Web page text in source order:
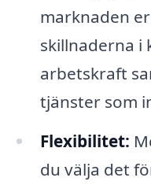
marknaden
skillnaderna i
arbetskraft
tjänster som
Flexibilitet:
du välja det